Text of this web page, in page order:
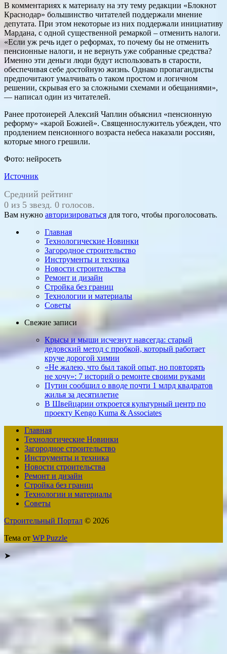
В комментариях к материалу на эту тему редакции «Блокнот
Краснодар» большинство читателей поддержали мнение
депутата. При этом некоторые из них поддержали инициативу
Мардана, с одной существенной ремаркой – отменить налоги.
«Если уж речь идет о реформах, то почему бы не отменить
пенсионные налоги, и не вернуть уже собранные средства?
Именно эти деньги люди будут использовать в старости,
обеспечивая себе достойную жизнь. Однако пропагандисты
предпочитают умалчивать о таком простом и логичном
решении, скрывая его за сложными схемами и обещаниями»,
— написал один из читателей.
Ранее протоиерей Алексий Чаплин объяснил «пенсионную
реформу» «карой Божией». Священнослужитель убежден, что
продлением пенсионного возраста небеса наказали россиян,
которые много грешили.
Фото: нейросеть
Источник
Средний рейтинг
0 из 5 звезд. 0 голосов.
Вам нужно авторизироваться для того, чтобы проголосовать.
Главная
Технологические Новинки
Загородное строительство
Инструменты и техника
Новости строительства
Ремонт и дизайн
Стройка без границ
Технологии и материалы
Советы
Свежие записи
Крысы и мыши исчезнут навсегда: старый
дедовский метод с пробкой, который работает
круче дорогой химии
«Не жалею, что был такой опыт, но повто­рять
не хочу»: 7 историй о ремонте своими руками
Путин сообщил о вводе почти 1 млрд квадратов
жилья за десятилетие
В Швейцарии откроется культурный центр по
проекту Kengo Kuma & Associates
Главная
Технологические Новинки
Загородное строительство
Инструменты и техника
Новости строительства
Ремонт и дизайн
Стройка без границ
Технологии и материалы
Советы
Строительный Портал © 2026
Тема от WP Puzzle
➤